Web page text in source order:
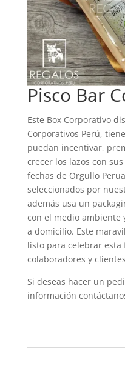
Pisco Bar
Este Box Corporativo
Corporativos Perú,
puedan incentivar,
crecer los lazos con
fechas de Orgullo
seleccionados por
además usa un
con el medio ambiente
a domicilio. Este
listo para celebrar esta
colaboradores y
Si deseas hacer un
información